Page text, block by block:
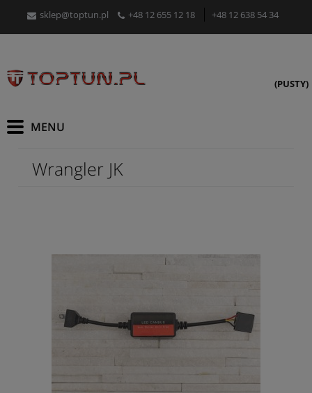
sklep@toptun.pl +48 12 655 12 18 +48 12 638 54 34
(PUSTY)
Wrangler JK